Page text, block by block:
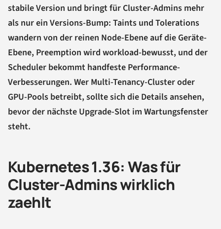
stabile Version und bringt für Cluster-Admins mehr
als nur ein Versions-Bump: Taints und Tolerations
wandern von der reinen Node-Ebene auf die Geräte-
Ebene, Preemption wird workload-bewusst, und der
Scheduler bekommt handfeste Performance-
Verbesserungen. Wer Multi-Tenancy-Cluster oder
GPU-Pools betreibt, sollte sich die Details ansehen,
bevor der nächste Upgrade-Slot im Wartungsfenster
steht.
Kubernetes 1.36: Was für
Cluster-Admins wirklich
zaehlt